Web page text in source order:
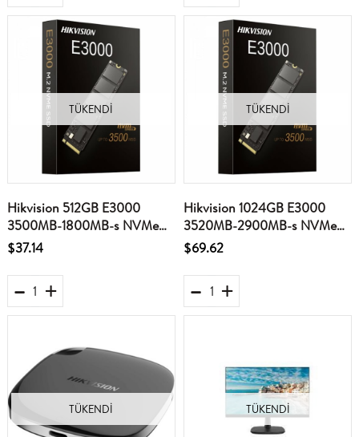
TÜKENDI
Hikvision 512GB E3000
3500MB-1800MB-s NVMe
HS-SSD-E3000-512G Ssd
$37.14
TÜKENDI
Hikvision 1024GB E3000
3520MB-2900MB-s NVMe
HS-SSD-E3000-1024G Ssd
$69.62
TÜKENDI TÜKENDI